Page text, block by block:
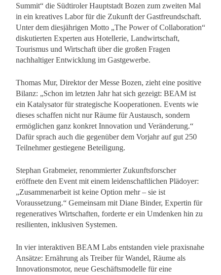
Summit“ die Südtiroler Hauptstadt Bozen zum zweiten Mal
in ein kreatives Labor für die Zukunft der Gastfreundschaft.
Unter dem diesjährigen Motto „The Power of Collaboration“
diskutierten Experten aus Hotellerie, Landwirtschaft,
Tourismus und Wirtschaft über die großen Fragen
nachhaltiger Entwicklung im Gastgewerbe.
Thomas Mur, Direktor der Messe Bozen, zieht eine positive
Bilanz: „Schon im letzten Jahr hat sich gezeigt: BEAM ist
ein Katalysator für strategische Kooperationen. Events wie
dieses schaffen nicht nur Räume für Austausch, sondern
ermöglichen ganz konkret Innovation und Veränderung.“
Dafür sprach auch die gegenüber dem Vorjahr auf gut 250
Teilnehmer gestiegene Beteiligung.
Stephan Grabmeier, renommierter Zukunftsforscher
eröffnete den Event mit einem leidenschaftlichen Plädoyer:
„Zusammenarbeit ist keine Option mehr – sie ist
Voraussetzung.“ Gemeinsam mit Diane Binder, Expertin für
regeneratives Wirtschaften, forderte er ein Umdenken hin zu
resilienten, inklusiven Systemen.
In vier interaktiven BEAM Labs entstanden viele praxisnahe
Ansätze: Ernährung als Treiber für Wandel, Räume als
Innovationsmotor, neue Geschäftsmodelle für eine